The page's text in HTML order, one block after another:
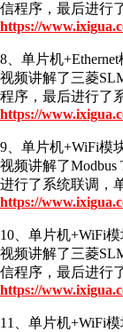
信程序，最后进行
https://
8、单片机
视频讲解了三菱
程序，最后进行了
https://
9、单片机+WiFi模
视频讲解了
进行了系统联调，
https://
10、单片机+WiFi
视频讲解了三菱
信程序，最后进行
https://
11、单片机+WiFi